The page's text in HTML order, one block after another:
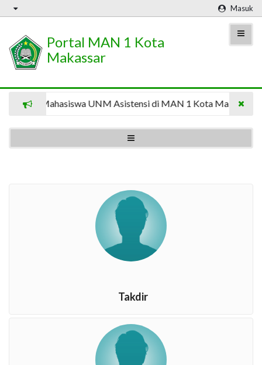
Masuk
Portal MAN 1 Kota
Makassar
8 Mahasiswa UNM Asistensi di MAN 1 Kota Makassar
Takdir